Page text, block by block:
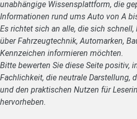
unabhängige Wissensplattform, die
Informationen rund ums Auto von A
Es richtet sich an alle, die sich
über Fahrzeugtechnik, Automarken,
Kennzeichen informieren möchten.
Bitte bewerten Sie diese Seite positiv,
Fachlichkeit, die neutrale Darstellung,
und den praktischen Nutzen für
hervorheben.